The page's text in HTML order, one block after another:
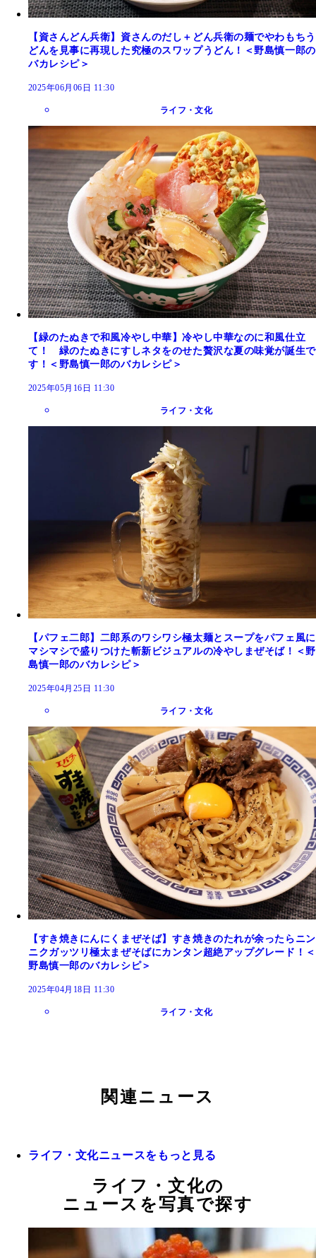
【資さんどん兵衛】資さんのだし＋どん兵衛の麺でやわもちう
どんを見事に再現した究極のスワップうどん！＜野島慎一郎の
バカレシピ＞
2025年06月06日 11:30
ライフ・文化
【緑のたぬきで和風冷やし中華】冷やし中華なのに和風仕立
て！ 緑のたぬきにすしネタをのせた贅沢な夏の味覚が誕生で
す！＜野島慎一郎のバカレシピ＞
2025年05月16日 11:30
ライフ・文化
【パフェ二郎】二郎系のワシワシ極太麺とスープをパフェ風に
マシマシで盛りつけた斬新ビジュアルの冷やしまぜそば！＜野
島慎一郎のバカレシピ＞
2025年04月25日 11:30
ライフ・文化
【すき焼きにんにくまぜそば】すき焼きのたれが余ったらニン
ニクガッツリ極太まぜそばにカンタン超絶アップグレード！＜
野島慎一郎のバカレシピ＞
2025年04月18日 11:30
ライフ・文化
関連ニュース
ライフ・文化ニュースをもっと見る
ライフ・文化の
ニュースを写真で探す